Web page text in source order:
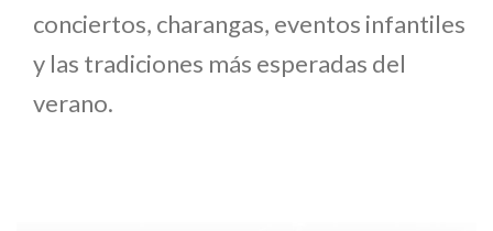
conciertos, charangas, eventos infantiles
y las tradiciones más esperadas del
verano.